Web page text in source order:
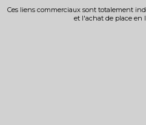
Ces liens commerciaux sont totalement
et l'achat de place en